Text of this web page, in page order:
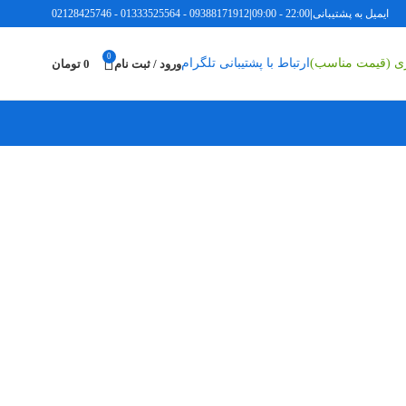
به پشتیبانی|
22:00 - 09:00
|
09388171912
-
01333525564
-
02128425746
(قیمت مناسب)ارتباط با پشتیبانی تلگرامورود / ثبت نام 0
0 تومان